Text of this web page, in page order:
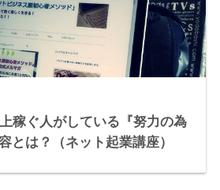
稼ぐ人がしている『努力の為
とは？（ネット起業講座）